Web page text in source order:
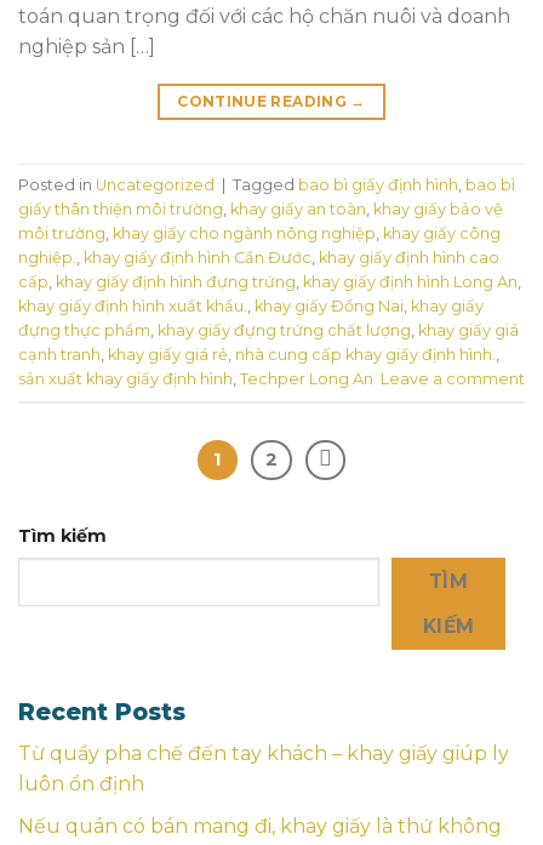
toán quan trọng đối với các hộ chăn nuôi và doanh
nghiệp sản […]
CONTINUE READING →
Posted in Uncategorized Tagged bao bì giấy định hình bao bì
giấy thân thiện môi trường khay giấy an toàn khay giấy bảo vệ
môi trường khay giấy cho ngành nông nghiệp khay giấy công
nghiệp.
khay giấy định hình Cần Đước khay giấy định hình cao
cấp khay giấy định hình đựng trứng khay giấy định hình Long An
khay giấy định hình xuất khẩu.
khay giấy Đồng Nai khay giấy
đựng thực phẩm khay giấy đựng trứng chất lượng khay giấy giá
cạnh tranh khay giấy giá rẻ nhà cung cấp khay giấy định hình.
sản xuất khay giấy định hình Techper Long An Leave a comment
1 2
Tìm kiếm
TÌM
KIẾM
Recent Posts
Từ quầy pha chế đến tay khách – khay giấy giúp ly
luôn ổn định
Nếu quán có bán mang đi, khay giấy là thứ không